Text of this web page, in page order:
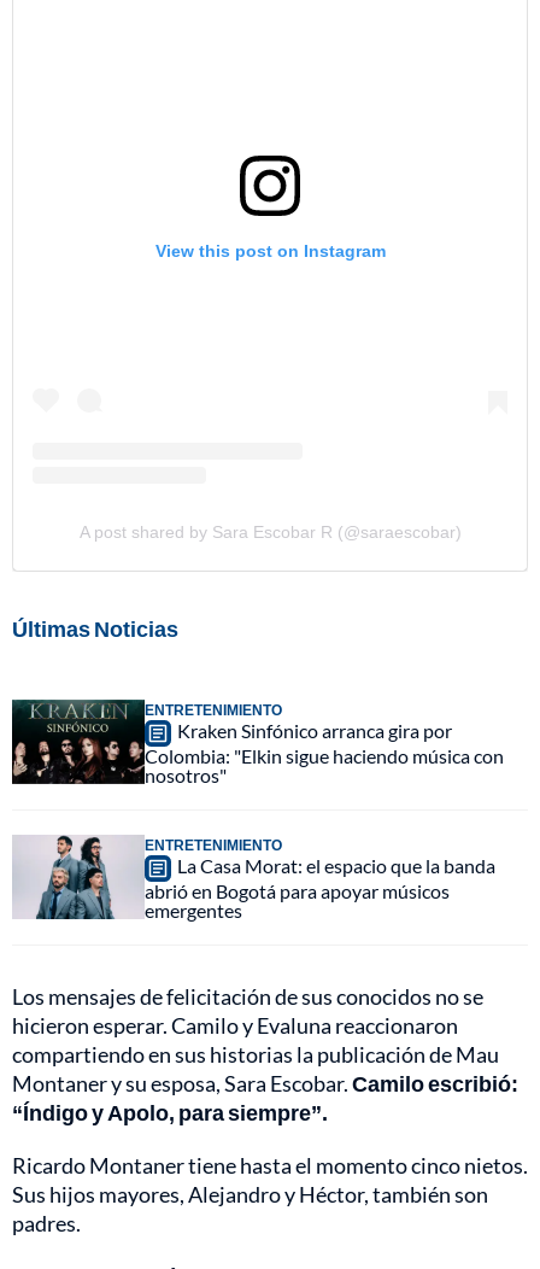
View this post on Instagram
A post shared by Sara Escobar R (@saraescobar)
Últimas Noticias
ENTRETENIMIENTO
Kraken Sinfónico arranca gira por
Colombia: "Elkin sigue haciendo música con
nosotros"
ENTRETENIMIENTO
La Casa Morat: el espacio que la banda
abrió en Bogotá para apoyar músicos
emergentes
Los mensajes de felicitación de sus conocidos no se
hicieron esperar. Camilo y Evaluna reaccionaron
compartiendo en sus historias la publicación de Mau
Montaner y su esposa, Sara Escobar.Camilo escribió:
“Índigo y Apolo, para siempre”.
Ricardo Montaner tiene hasta el momento cinco nietos.
Sus hijos mayores, Alejandro y Héctor, también son
padres.